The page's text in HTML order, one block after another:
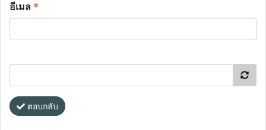
อีเมล*
ตอบกลับ